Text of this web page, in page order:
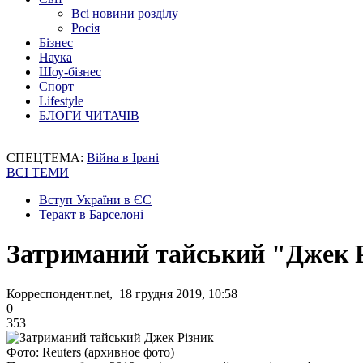
Всі новини розділу
Росія
Бізнес
Наука
Шоу-бізнес
Спорт
Lifestyle
БЛОГИ ЧИТАЧІВ
СПЕЦТЕМА: Війна в Ірані
ВСІ ТЕМИ
Вступ України в ЄС
Теракт в Барселоні
Затриманий тайський "Джек
Корреспондент.net, 18 грудня 2019, 10:58
0
353
Фото: Reuters (архивное фото)